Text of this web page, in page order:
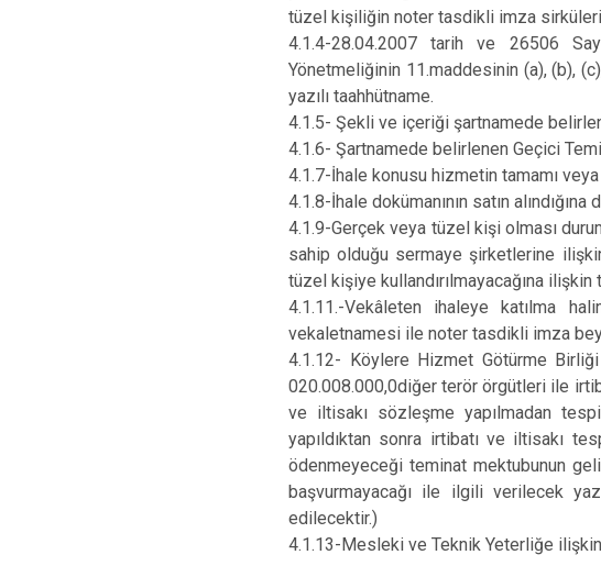
tüzel kişiliğin noter tasdikli imza
4.1.4-28.04.2007 tarih ve 26506
Yönetmeliğinin 11.maddesinin (a), (b),
yazılı taahhütname.
4.1.5- Şekli ve içeriği şartnamede
4.1.6- Şartnamede belirlenen Geçici
4.1.7-İhale konusu hizmetin tamamı
4.1.8-İhale dokümanının satın alındığına
4.1.9-Gerçek veya tüzel kişi olması
sahip olduğu sermaye şirketlerine
tüzel kişiye kullandırılmayacağına ilişkin
4.1.11.-Vekâleten ihaleye katılma
vekaletnamesi ile noter tasdikli imza
4.1.12- Köylere Hizmet Götürme
020.008.000,0diğer terör örgütleri ile
ve iltisakı sözleşme yapılmadan
yapıldıktan sonra irtibatı ve iltisakı
ödenmeyeceği teminat mektubunun
başvurmayacağı ile ilgili verilecek
edilecektir.)
4.1.13-Mesleki ve Teknik Yeterliğe